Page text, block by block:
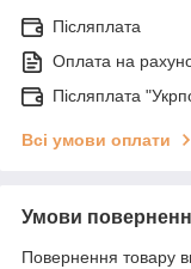
Післяплата
Оплата на
Післяплата
Всі умови оплати
Умови
Повернення товару